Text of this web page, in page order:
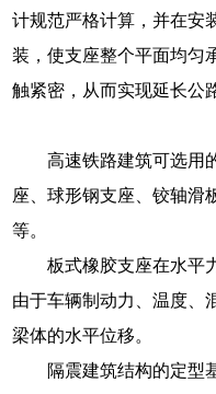
计规范严格计算，并在安
装，使支座整个平面均匀
触紧密，从而实现延长公
高速铁路建筑可选用
座、球形钢支座、铰轴滑
等。
板式橡胶支座在水平
由于车辆制动力、温度、
梁体的水平位移。
隔震建筑结构的定型